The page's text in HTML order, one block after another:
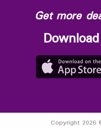
Get more
Copyright 2026